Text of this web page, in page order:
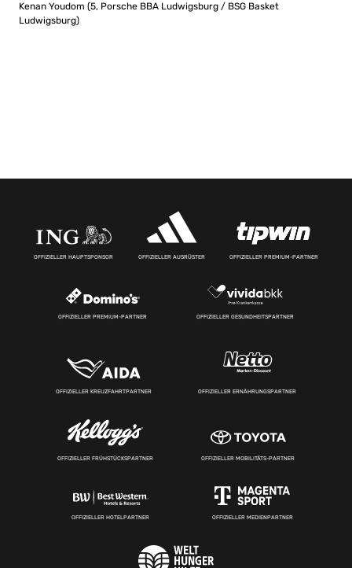
Kenan Youdom (5, Porsche BBA Ludwigsburg / BSG Basket
Ludwigsburg)
OFFIZIELLER HAUPTSPONSOR OFFIZIELLER AUSRÜSTER OFFIZIELLER PREMIUM-PARTNER
OFFIZIELLER PREMIUM-PARTNER OFFIZIELLER GESUNDHEITSPARTNER
OFFIZIELLER KREUZFAHRTPARTNER OFFIZIELLER ERNÄHRUNGSPARTNER
OFFIZIELLER FRÜHSTÜCKSPARTNER OFFIZIELLER MOBILITÄTS-PARTNER
OFFIZIELLER HOTELPARTNER OFFIZIELLER MEDIENPARTNER